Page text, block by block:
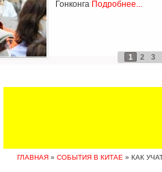
Гонконга Подробнее...
1 2 3
ГЛАВНАЯ » СОБЫТИЯ В КИТАЕ » КАК